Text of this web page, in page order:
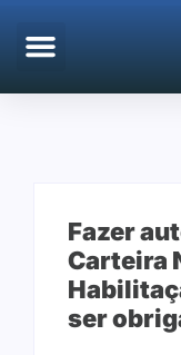
Fazer
Carteira
ser